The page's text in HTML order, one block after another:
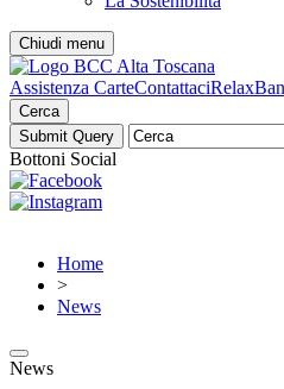
Chiudi menu
Assistenza CarteContattaci
Cerca
Bottoni Social
Home
>
News
News